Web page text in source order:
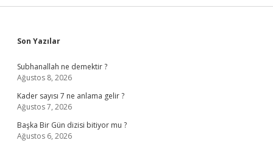
Sidebar
Son Yazılar
Subhanallah ne demektir ?
Ağustos 8, 2026
Kader sayısı 7 ne anlama gelir ?
Ağustos 7, 2026
Başka Bir Gün dizisi bitiyor mu ?
Ağustos 6, 2026